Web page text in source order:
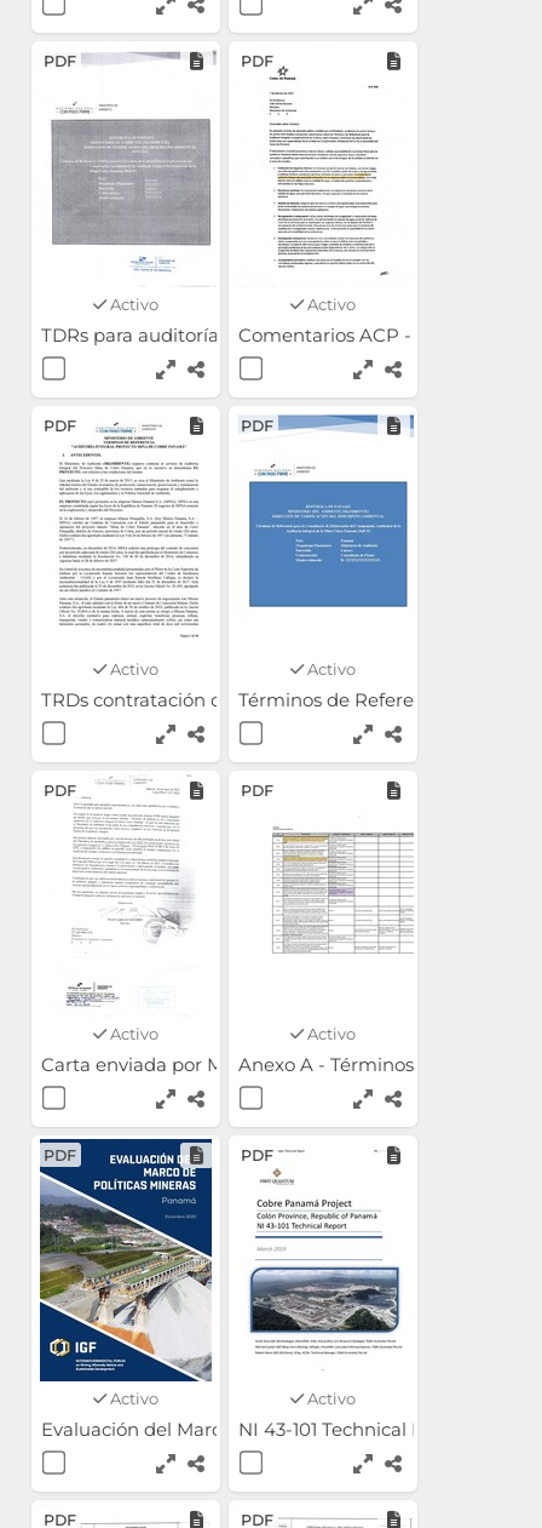
PDF
Activo
TDRs para auditoría enviados al MICI luego de la
PDF
Activo
Comentarios ACP - Consulta
PDF
Activo
TRDs contratación de auditor - AGOSTO 2025
PDF
Activo
Términos de Referencia (TDRs)
PDF
Activo
Carta enviada por MiAmbiente al MICI luego de la
PDF
Activo
Anexo A - Términos de
PDF
Activo
Evaluación del Marco de Políticas Mineras: Panamá
PDF
Activo
NI 43-101 Technical Report
PDF PDF